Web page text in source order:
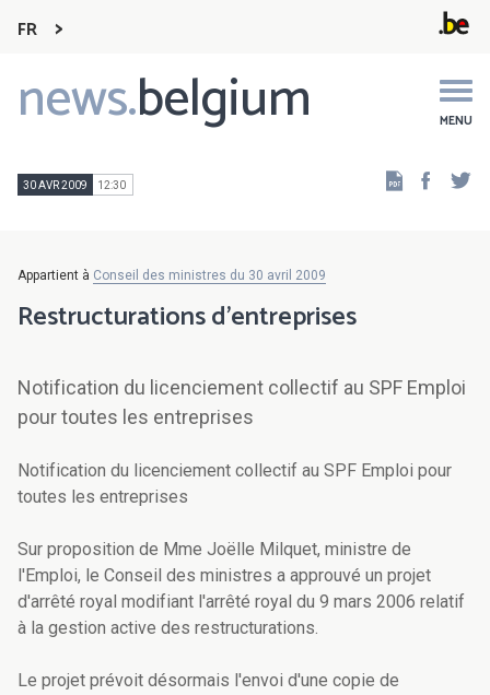
FR
news.belgium MENU
Main
navigation
30 AVR 2009 12:30
Appartient à Conseil des ministres du 30 avril 2009
Restructurations d'entreprises
Notification du licenciement collectif au SPF Emploi
pour toutes les entreprises
Notification du licenciement collectif au SPF Emploi pour
toutes les entreprises
Sur proposition de Mme Joëlle Milquet, ministre de
l'Emploi, le Conseil des ministres a approuvé un projet
d'arrêté royal modifiant l'arrêté royal du 9 mars 2006 relatif
à la gestion active des restructurations.
Le projet prévoit désormais l'envoi d'une copie de